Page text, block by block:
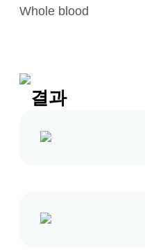
Whole blood
결과